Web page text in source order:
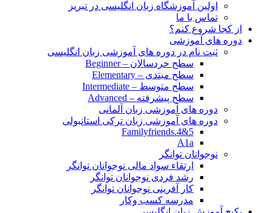
اولین آموزشگاه زبان انگلیسی در تبریز
تماس با ما
از کجا شروع کنم؟
دوره های آموزشی
ثبت نام در دوره های آموزشی زبان انگلیسی
سطح خردسالان – Beginner
سطح مبتدی – Elementary
سطح متوسط – Intermediate
سطح پیشرفته – Advanced
دوره های آموزشی زبان آلمانی
دوره های آموزشی زبان ترکی استانبولی
Familyfriends.4&5
A1a
نوجوانان توانگر
ارتقاء سواد مالی نوجوانان توانگر
رشد فردی نوجوانان توانگر
کار آفرینی نوجوانان توانگر
مدرسه کسب وکار